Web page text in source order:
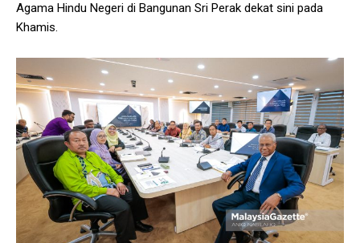
Agama Hindu Negeri di Bangunan Sri Perak dekat sini pada
Khamis.